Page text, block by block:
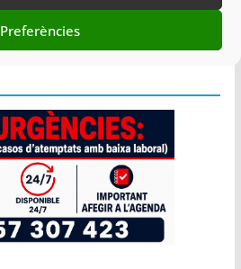
Preferències